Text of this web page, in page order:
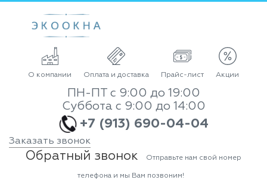
О компании Оплата и доставка Прайс-лист Акции
ПН-ПТ с 9:00 до 19:00
Суббота с 9:00 до 14:00
+7 (913) 690-04-04
Заказать звонок
Обратный звонок Отправьте нам свой номер
телефона и мы Вам позвоним!